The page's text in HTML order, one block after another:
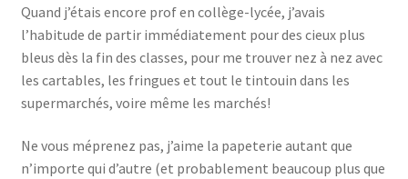
Quand j’étais encore prof en collège-lycée, j’avais
l’habitude de partir immédiatement pour des cieux plus
bleus dès la fin des classes, pour me trouver nez à nez avec
les cartables, les fringues et tout le tintouin dans les
supermarchés, voire même les marchés!
Ne vous méprenez pas, j’aime la papeterie autant que
n’importe qui d’autre (et probablement beaucoup plus que